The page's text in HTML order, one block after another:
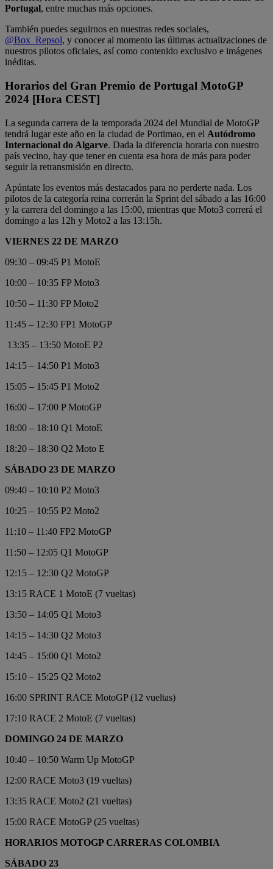
Portugal, entre muchas más opciones.
También puedes seguirnos en nuestras redes sociales,
@Box_Repsol, y conocer al momento las últimas actualizaciones de
nuestros pilotos oficiales, así como contenido exclusivo e imágenes
inéditas.
Horarios del Gran Premio de Portugal MotoGP
2024 [Hora CEST]
La segunda carrera de la temporada 2024 del Mundial de MotoGP
tendrá lugar este año en la ciudad de Portimao, en el Autódromo
Internacional do Algarve. Dada la diferencia horaria con nuestro
país vecino, hay que tener en cuenta esa hora de más para poder
seguir la retransmisión en directo.
Apúntate los eventos más destacados para no perderte nada. Los
pilotos de la categoría reina correrán la Sprint del sábado a las 16:00
y la carrera del domingo a las 15:00, mientras que Moto3 correrá el
domingo a las 12h y Moto2 a las 13:15h.
VIERNES 22 DE MARZO
09:30 – 09:45 P1 MotoE
10:00 – 10:35 FP Moto3
10:50 – 11:30 FP Moto2
11:45 – 12:30 FP1 MotoGP
13:35 – 13:50 MotoE P2
14:15 – 14:50 P1 Moto3
15:05 – 15:45 P1 Moto2
16:00 – 17:00 P MotoGP
18:00 – 18:10 Q1 MotoE
18:20 – 18:30 Q2 Moto E
SÁBADO 23 DE MARZO
09:40 – 10:10 P2 Moto3
10:25 – 10:55 P2 Moto2
11:10 – 11:40 FP2 MotoGP
11:50 – 12:05 Q1 MotoGP
12:15 – 12:30 Q2 MotoGP
13:15 RACE 1 MotoE (7 vueltas)
13:50 – 14:05 Q1 Moto3
14:15 – 14:30 Q2 Moto3
14:45 – 15:00 Q1 Moto2
15:10 – 15:25 Q2 Moto2
16:00 SPRINT RACE MotoGP (12 vueltas)
17:10 RACE 2 MotoE (7 vueltas)
DOMINGO 24 DE MARZO
10:40 – 10:50 Warm Up MotoGP
12:00 RACE Moto3 (19 vueltas)
13:35 RACE Moto2 (21 vueltas)
15:00 RACE MotoGP (25 vueltas)
HORARIOS MOTOGP CARRERAS COLOMBIA
SÁBADO 23